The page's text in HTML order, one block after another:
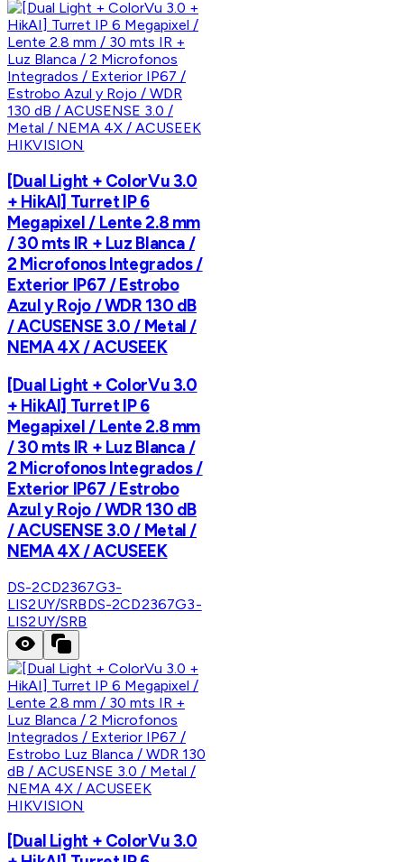
HIKVISION
[Dual Light + ColorVu 3.0
+ HikAI] Turret IP 6
Megapixel / Lente 2.8 mm
/ 30 mts IR + Luz Blanca /
2 Microfonos Integrados /
Exterior IP67 / Estrobo
Azul y Rojo / WDR 130 dB
/ ACUSENSE 3.0 / Metal /
NEMA 4X / ACUSEEK
[Dual Light + ColorVu 3.0
+ HikAI] Turret IP 6
Megapixel / Lente 2.8 mm
/ 30 mts IR + Luz Blanca /
2 Microfonos Integrados /
Exterior IP67 / Estrobo
Azul y Rojo / WDR 130 dB
/ ACUSENSE 3.0 / Metal /
NEMA 4X / ACUSEEK
DS-2CD2367G3-
LIS2UY/SRBDS-2CD2367G3-
LIS2UY/SRB
HIKVISION
[Dual Light + ColorVu 3.0